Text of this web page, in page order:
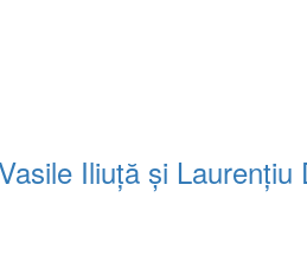
Iliuță și